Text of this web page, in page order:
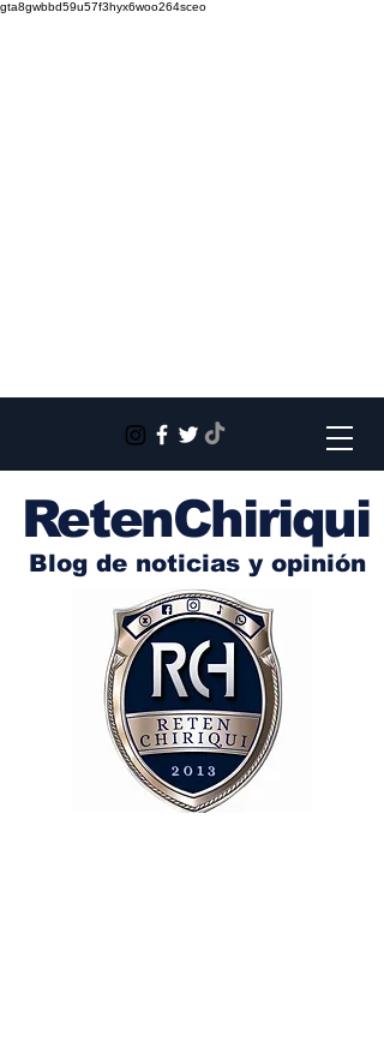
gta8gwbbd59u57f3hyx6woo264sceo
RetenChiriqui
Blog de noticias y opinión